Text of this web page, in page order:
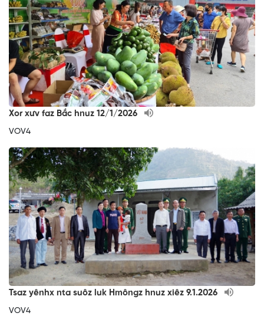
Xor xưv faz Bắc hnuz 12/1/2026
VOV4
Tsaz yênhx nta suôz luk Hmôngz hnuz xiêz 9.1.2026
VOV4